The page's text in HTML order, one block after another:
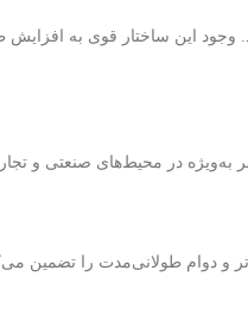
وجود این ساختار قوی به
به‌ویژه در محیط‌های صنعتی و
طولانی‌مدت را تضمین